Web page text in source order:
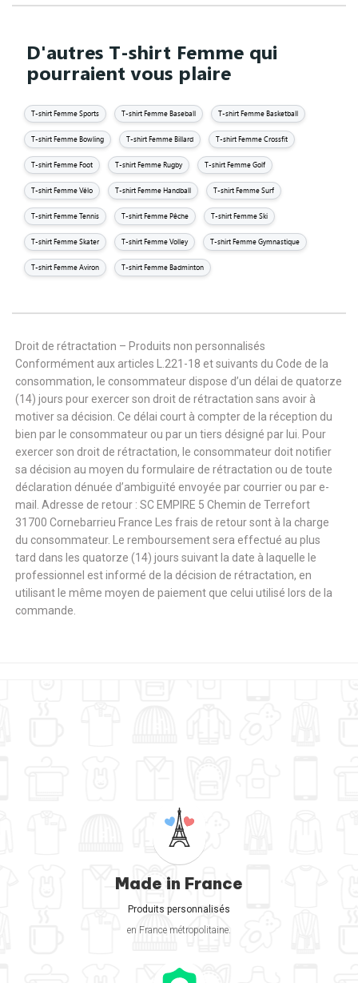
D'autres T-shirt Femme qui
pourraient vous plaire
T-shirt Femme Sports T-shirt Femme Baseball T-shirt Femme Basketball
T-shirt Femme Bowling T-shirt Femme Billard T-shirt Femme Crossfit
T-shirt Femme Foot T-shirt Femme Rugby T-shirt Femme Golf
T-shirt Femme Vélo T-shirt Femme Handball T-shirt Femme Surf
T-shirt Femme Tennis T-shirt Femme Pêche T-shirt Femme Ski
T-shirt Femme Skater T-shirt Femme Volley T-shirt Femme Gymnastique
T-shirt Femme Aviron T-shirt Femme Badminton
Droit de rétractation – Produits non personnalisés
Conformément aux articles L.221-18 et suivants du Code de la
consommation, le consommateur dispose d’un délai de quatorze
(14) jours pour exercer son droit de rétractation sans avoir à
motiver sa décision. Ce délai court à compter de la réception du
bien par le consommateur ou par un tiers désigné par lui. Pour
exercer son droit de rétractation, le consommateur doit notifier
sa décision au moyen du formulaire de rétractation ou de toute
déclaration dénuée d’ambiguïté envoyée par courrier ou par e-
mail. Adresse de retour : SC EMPIRE 5 Chemin de Terrefort
31700 Cornebarrieu France Les frais de retour sont à la charge
du consommateur. Le remboursement sera effectué au plus
tard dans les quatorze (14) jours suivant la date à laquelle le
professionnel est informé de la décision de rétractation, en
utilisant le même moyen de paiement que celui utilisé lors de la
commande.
Made in France
Produits personnalisés
en France métropolitaine.